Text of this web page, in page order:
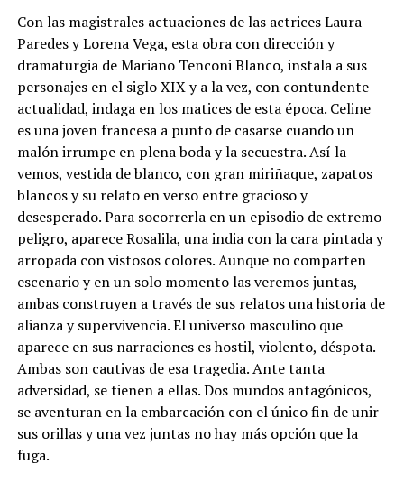
Con las magistrales actuaciones de las actrices Laura
Paredes y Lorena Vega, esta obra con dirección y
dramaturgia de Mariano Tenconi Blanco, instala a sus
personajes en el siglo XIX y a la vez, con contundente
actualidad, indaga en los matices de esta época. Celine
es una joven francesa a punto de casarse cuando un
malón irrumpe en plena boda y la secuestra. Así la
vemos, vestida de blanco, con gran miriñaque, zapatos
blancos y su relato en verso entre gracioso y
desesperado. Para socorrerla en un episodio de extremo
peligro, aparece Rosalila, una india con la cara pintada y
arropada con vistosos colores. Aunque no comparten
escenario y en un solo momento las veremos juntas,
ambas construyen a través de sus relatos una historia de
alianza y supervivencia. El universo masculino que
aparece en sus narraciones es hostil, violento, déspota.
Ambas son cautivas de esa tragedia. Ante tanta
adversidad, se tienen a ellas. Dos mundos antagónicos,
se aventuran en la embarcación con el único fin de unir
sus orillas y una vez juntas no hay más opción que la
fuga.